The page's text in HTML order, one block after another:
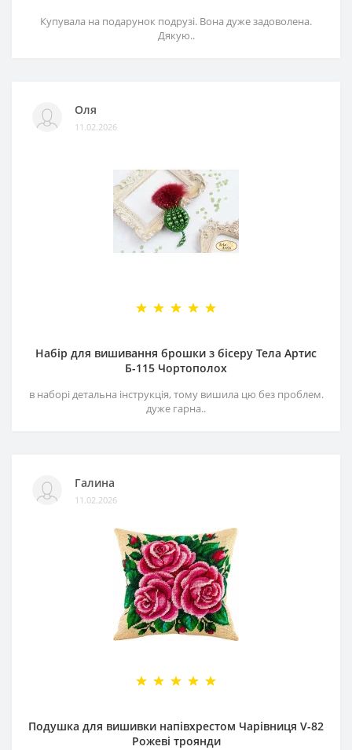
Купувала на подарунок подрузі. Вона дуже задоволена.
Дякую..
Оля
11.02.2026
Набір для вишивання брошки з бісеру Тела Артис
Б-115 Чортополох
в наборі детальна інструкція, тому вишила цю без проблем.
дуже гарна..
Галина
11.02.2026
Подушка для вишивки напівхрестом Чарівниця V-82
Рожеві троянди